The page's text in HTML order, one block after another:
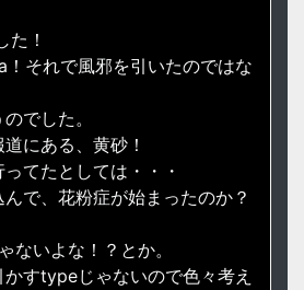
た！
それで風邪を引いたのではな
でした。
にある、黄砂！
てたとしては・・・
で、花粉症が始まったのか？
ないよな！？とか。
すtypeじゃないので色々考え